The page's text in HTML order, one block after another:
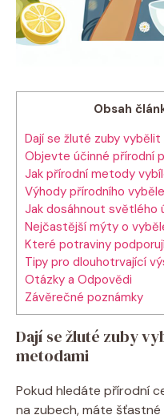
Obsah
Dají se žluté zuby
Objevte účinné přírodní
Jak přírodní metody
Výhody přírodního
Jak dosáhnout světlého
Nejčastější mýty o
Které potraviny
Tipy pro dlouhotrvající
Otázky a Odpovědi
Závěrečné poznámky
Dají se žluté zuby
metodami
Pokud hledáte přírodní
na zubech, máte šťastné